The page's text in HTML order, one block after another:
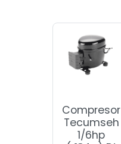
Compresor
Tecumseh
1/6hp